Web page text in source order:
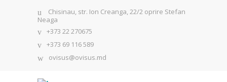
Chisinau, str. Ion Creanga, 22/2 oprire Stefan
Neaga
+373 22 270675
+373 69 116 589
ovisus@ovisus.md